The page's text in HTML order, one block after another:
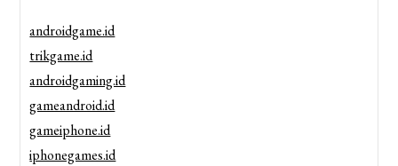
androidgame.id
trikgame.id
androidgaming.id
gameandroid.id
gameiphone.id
iphonegames.id